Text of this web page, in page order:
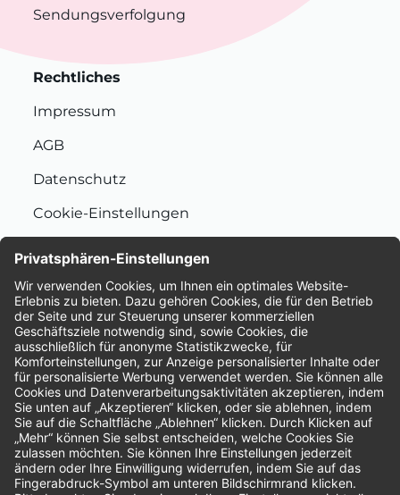
Sendungsverfolgung
Rechtliches
Impressum
AGB
Datenschutz
Cookie-Einstellungen
Bewertungen